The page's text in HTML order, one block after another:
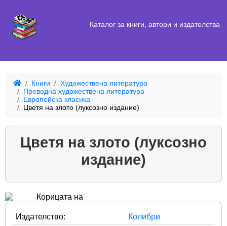
Каталог за книги, автори и издателства
Книги
Художествена литература
Преводна художествена литература
Европейска класика
Цветя на злото (луксозно издание)
Цветя на злото (луксозно
издание)
Издателство:
Колибри